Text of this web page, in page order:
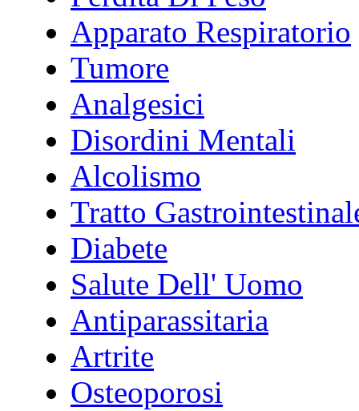
Apparato Respiratorio
Tumore
Analgesici
Disordini Mentali
Alcolismo
Tratto
Diabete
Salute Dell' Uomo
Antiparassitaria
Artrite
Osteoporosi